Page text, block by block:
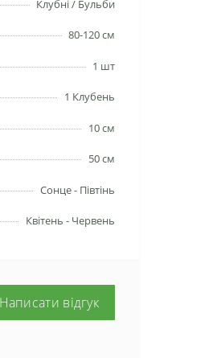
Клубні / Бульби
80-120 см
1 шт
1 Клубень
10 см
50 см
Сонце - Півтінь
Квітень - Червень
Написати відгук